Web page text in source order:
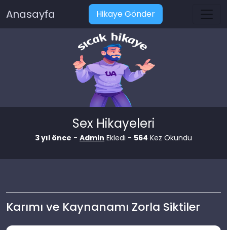
Anasayfa Hikaye Gönder
Sex Hikayeleri
3 yıl önce - Admin Ekledi - 564 Kez Okundu
Karımı ve Kaynanamı Zorla Siktiler